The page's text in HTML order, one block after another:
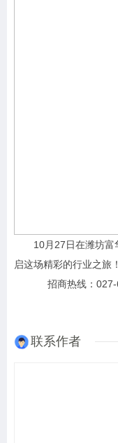
10月27日在潍坊
启这场精彩的行业之旅！
招商热线：
联系作者